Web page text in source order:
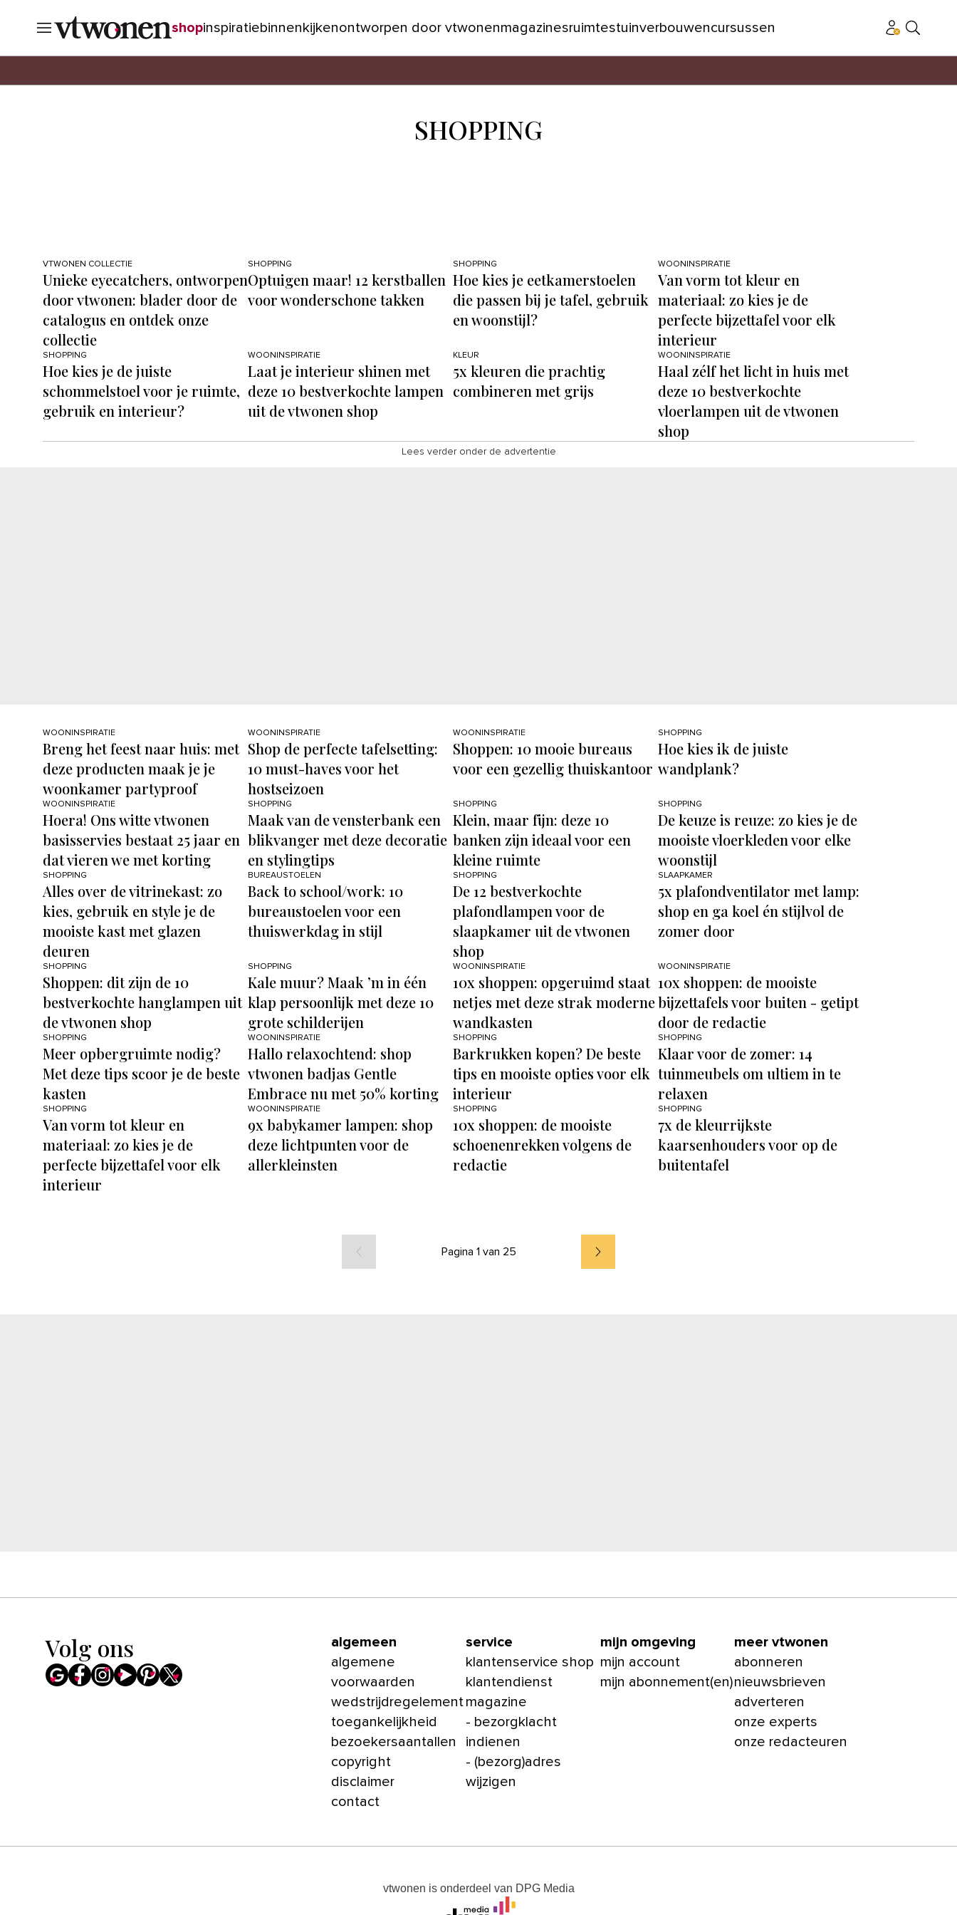
shopinspiratiebinnenkijkenontworpen door vtwonenmagazinesruimtestuinverbouwencursussen
SHOPPING
VTWONEN COLLECTIE
Unieke eyecatchers, ontworpen
door vtwonen: blader door de
catalogus en ontdek onze
collectie
SHOPPING
Optuigen maar! 12 kerstballen
voor wonderschone takken
SHOPPING
Hoe kies je eetkamerstoelen
die passen bij je tafel, gebruik
en woonstijl?
WOONINSPIRATIE
Van vorm tot kleur en
materiaal: zo kies je de
perfecte bijzettafel voor elk
interieur
SHOPPING
Hoe kies je de juiste
schommelstoel voor je ruimte,
gebruik en interieur?
WOONINSPIRATIE
Laat je interieur shinen met
deze 10 bestverkochte lampen
uit de vtwonen shop
KLEUR
5x kleuren die prachtig
combineren met grijs
WOONINSPIRATIE
Haal zélf het licht in huis met
deze 10 bestverkochte
vloerlampen uit de vtwonen
shop
Lees verder onder de advertentie
WOONINSPIRATIE
Breng het feest naar huis: met
deze producten maak je je
woonkamer partyproof
WOONINSPIRATIE
Shop de perfecte tafelsetting:
10 must-haves voor het
hostseizoen
WOONINSPIRATIE
Shoppen: 10 mooie bureaus
voor een gezellig thuiskantoor
SHOPPING
Hoe kies ik de juiste
wandplank?
WOONINSPIRATIE
Hoera! Ons witte vtwonen
basisservies bestaat 25 jaar en
dat vieren we met korting
SHOPPING
Maak van de vensterbank een
blikvanger met deze decoratie
en stylingtips
SHOPPING
Klein, maar fijn: deze 10
banken zijn ideaal voor een
kleine ruimte
SHOPPING
De keuze is reuze: zo kies je de
mooiste vloerkleden voor elke
woonstijl
SHOPPING
Alles over de vitrinekast: zo
kies, gebruik en style je de
mooiste kast met glazen
deuren
BUREAUSTOELEN
Back to school/work: 10
bureaustoelen voor een
thuiswerkdag in stijl
SHOPPING
De 12 bestverkochte
plafondlampen voor de
slaapkamer uit de vtwonen
shop
SLAAPKAMER
5x plafondventilator met lamp:
shop en ga koel én stijlvol de
zomer door
SHOPPING
Shoppen: dit zijn de 10
bestverkochte hanglampen uit
de vtwonen shop
SHOPPING
Kale muur? Maak ’m in één
klap persoonlijk met deze 10
grote schilderijen
WOONINSPIRATIE
10x shoppen: opgeruimd staat
netjes met deze strak moderne
wandkasten
WOONINSPIRATIE
10x shoppen: de mooiste
bijzettafels voor buiten - getipt
door de redactie
SHOPPING
Meer opbergruimte nodig?
Met deze tips scoor je de beste
kasten
WOONINSPIRATIE
Hallo relaxochtend: shop
vtwonen badjas Gentle
Embrace nu met 50% korting
SHOPPING
Barkrukken kopen? De beste
tips en mooiste opties voor elk
interieur
SHOPPING
Klaar voor de zomer: 14
tuinmeubels om ultiem in te
relaxen
SHOPPING
Van vorm tot kleur en
materiaal: zo kies je de
perfecte bijzettafel voor elk
interieur
WOONINSPIRATIE
9x babykamer lampen: shop
deze lichtpunten voor de
allerkleinsten
SHOPPING
10x shoppen: de mooiste
schoenenrekken volgens de
redactie
SHOPPING
7x de kleurrijkste
kaarsenhouders voor op de
buitentafel
Pagina 1 van 25
Volg ons
algemeen
algemene
voorwaarden
wedstrijdregelement
toegankelijkheid
bezoekersaantallen
copyright
disclaimer
contact
service
klantenservice shop
klantendienst
magazine
- bezorgklacht
indienen
- (bezorg)adres
wijzigen
mijn omgeving
mijn account
mijn abonnement(en)
meer vtwonen
abonneren
nieuwsbrieven
adverteren
onze experts
onze redacteuren
vtwonen is onderdeel van DPG Media